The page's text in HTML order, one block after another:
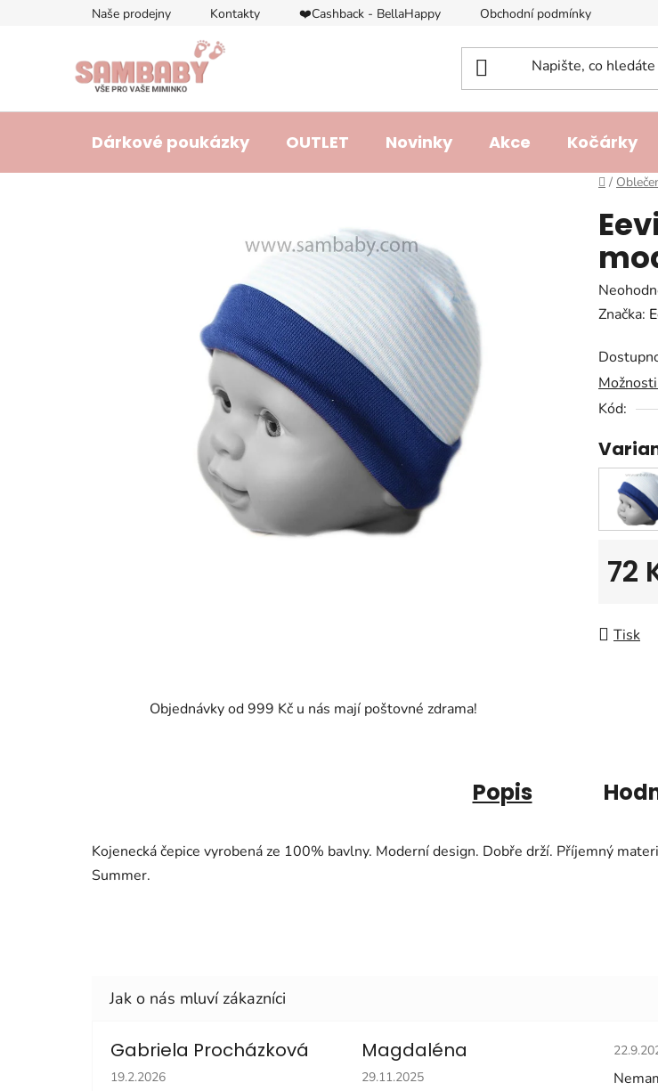
Naše prodejny Kontakty ❤️Cashback - BellaHappy Obchodní podmínky
Dárkové poukázky OUTLET Novinky Akce Kočárky
Domů
/
je
0,0
z
Značka:
Kód:
72
Měrná
Tisk
Objednávky od 999 Kč u nás mají poštovné zdrama!
Popis
Kojenecká čepice vyrobená ze 100% bavlny. Moderní design. Dobře drží. Příjemný
Summer.
Gabriela Procházková
Hodnocení obchodu je 5 z 5 hvězdiček.
19.2.2026
Magdaléna
Hodnocení obchodu je 5 z 5 hvězdiček.
29.11.2025